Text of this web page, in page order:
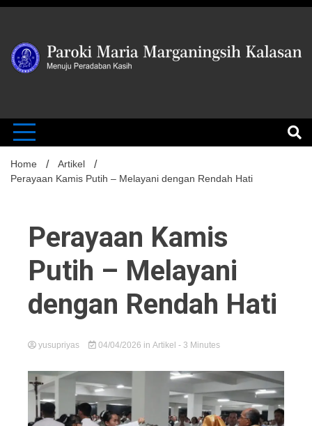
Skip
Paroki
Kalasan
Home
Artikel
Perayaan Kamis Putih – Melayani dengan Rendah Hati
Perayaan Kamis
Putih – Melayani
dengan Rendah Hati
yusupriyas 04/04/2026 in Artikel - 3 Minutes